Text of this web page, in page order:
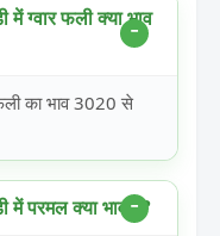
फली क्या भाव
का भाव 3020 से
परमल क्या भाव है?